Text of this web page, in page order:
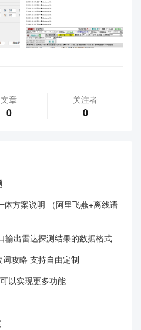
文章
0
关注者
0
方案说明 （阿里飞燕+离线语
输出雷达探测结果的数据格式
攻略 支持自由定制
以实现更多功能